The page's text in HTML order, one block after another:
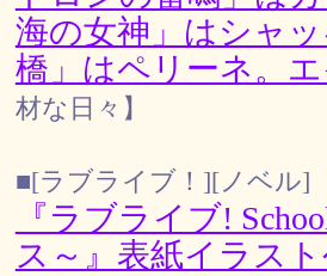
海の女神」はシャ
橋」はペリーネ。
材な日々】
■[ラブライブ！][ノベル]
『ラブライブ!
ス～』表紙イラス